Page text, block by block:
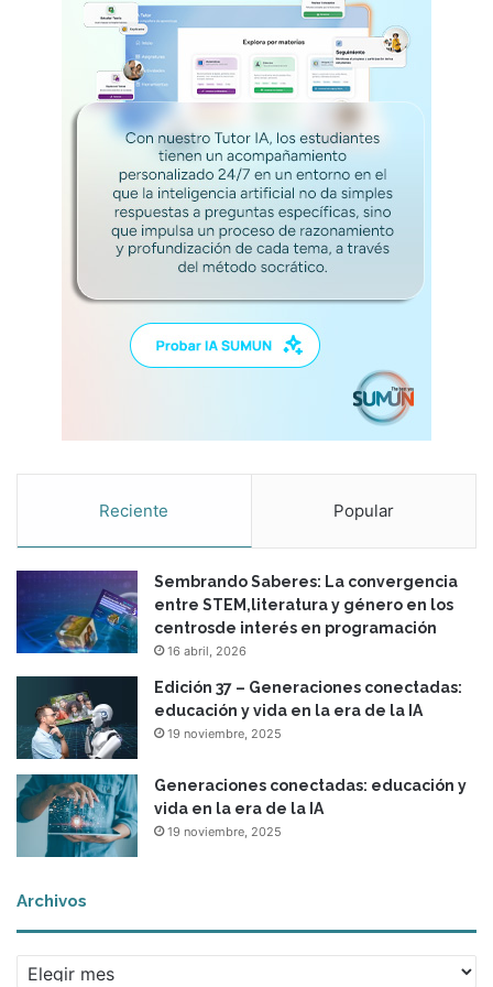
Reciente Popular
Sembrando Saberes: La convergencia
entre STEM,literatura y género en los
centrosde interés en programación
16 abril, 2026
Edición 37 – Generaciones conectadas:
educación y vida en la era de la IA
19 noviembre, 2025
Generaciones conectadas: educación y
vida en la era de la IA
19 noviembre, 2025
Archivos
Archivos